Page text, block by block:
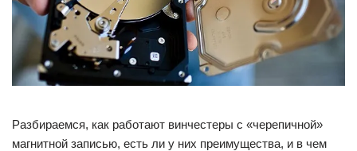
Разбираемся, как работают винчестеры с «черепичной»
магнитной записью, есть ли у них преимущества, и в чем